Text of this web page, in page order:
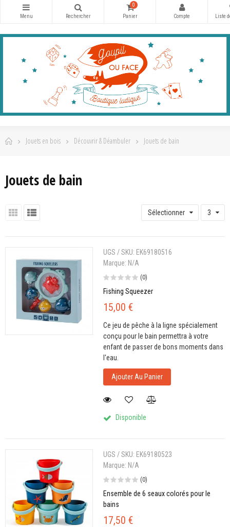
0
Jouets en bois Découvrir & Déambuler Jouets de bain
Jouets de bain
Sélectionner 3
UGS / SKU: EK69180516
Marque: N/A
(0)
Fishing Squeezer
15,00 €
Ce jeu de pêche à la ligne spécialement
conçu pour le bain permettra à votre
enfant de passer de bons moments dans
l'eau.
Ajouter Au Panier
Disponible
UGS / SKU: EK69180523
Marque: N/A
(0)
Ensemble de 6 seaux colorés pour le
bains
17,50 €